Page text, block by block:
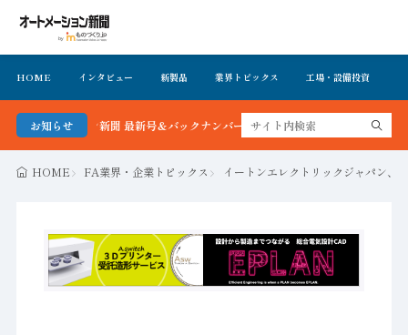
HOME インタビュー 新製品 業界トピックス 工場・設備投資
お知らせ
ション新聞 最新号＆バックナンバーを無料で公開中 詳細はこちら
HOME FA業界・企業トピックス イートンエレクトリックジャパン、